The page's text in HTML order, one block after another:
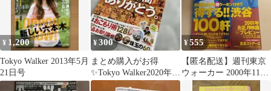
¥ 1,200
Tokyo Walker 2013年5月
21日号
¥300
まとめ購入がお得
✨Tokyo Walker2020年6
月7月合併号京本大我連
¥555
【匿名配送】週刊東京
ウォーカー 2000年11月
21日号 榎本加奈子